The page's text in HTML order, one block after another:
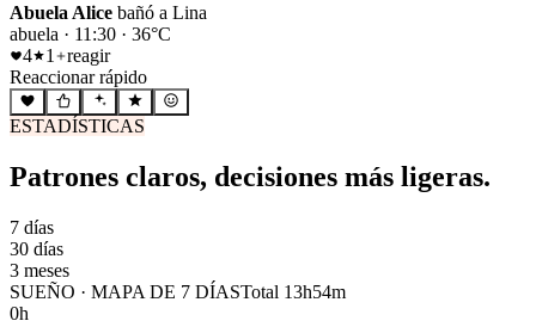
Abuela Alice bañó a Lina
abuela · 11:30 · 36°C
4
1
reagir
Reaccionar rápido
ESTADÍSTICAS
Patrones claros, decisiones más ligeras.
7 días
30 días
3 meses
SUEÑO · MAPA DE 7 DÍASTotal 13h54m
0h